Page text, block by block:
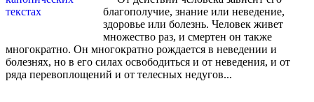
благополучие, знание или неведение,
здоровье или болезнь. Человек живет
множество раз, и смертен он также
многократно. Он многократно рождается в неведении и
болезнях, но в его силах освободиться и от неведения, и от
ряда перевоплощений и от телесных недугов...